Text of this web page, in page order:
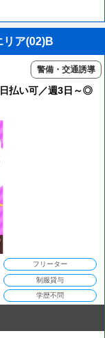
ア(02)B
警備・交通誘導
払い可／週3日～◎
フリーター
制服貸与
学歴不問